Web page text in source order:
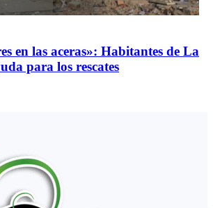
en las aceras»: Habitantes de La
para los rescates